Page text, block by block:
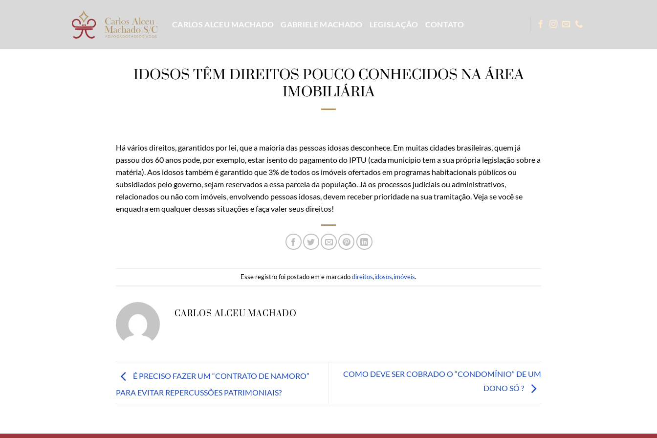
CARLOS ALCEU MACHADO GABRIELE MACHADO LEGISLAÇÃO CONTATO
IDOSOS TÊM DIREITOS POUCO CONHECIDOS NA ÁREA
IMOBILIÁRIA
Há vários direitos, garantidos por lei, que a maioria das pessoas idosas desconhece. Em muitas cidades brasileiras, quem já
passou dos 60 anos pode, por exemplo, estar isento do pagamento do IPTU (cada município tem a sua própria legislação sobre a
matéria). Aos idosos também é garantido que 3% de todos os imóveis ofertados em programas habitacionais públicos ou
subsidiados pelo governo, sejam reservados a essa parcela da população. Já os processos judiciais ou administrativos,
relacionados ou não com imóveis, envolvendo pessoas idosas, devem receber prioridade na sua tramitação. Veja se você se
enquadra em qualquer dessas situações e faça valer seus direitos!
Esse registro foi postado em e marcadodireitos,idosos,imóveis.
CARLOS ALCEU MACHADO
É PRECISO FAZER UM “CONTRATO DE NAMORO”
PARA EVITAR REPERCUSSÕES PATRIMONIAIS?
COMO DEVE SER COBRADO O “CONDOMÍNIO” DE UM
DONO SÓ ?